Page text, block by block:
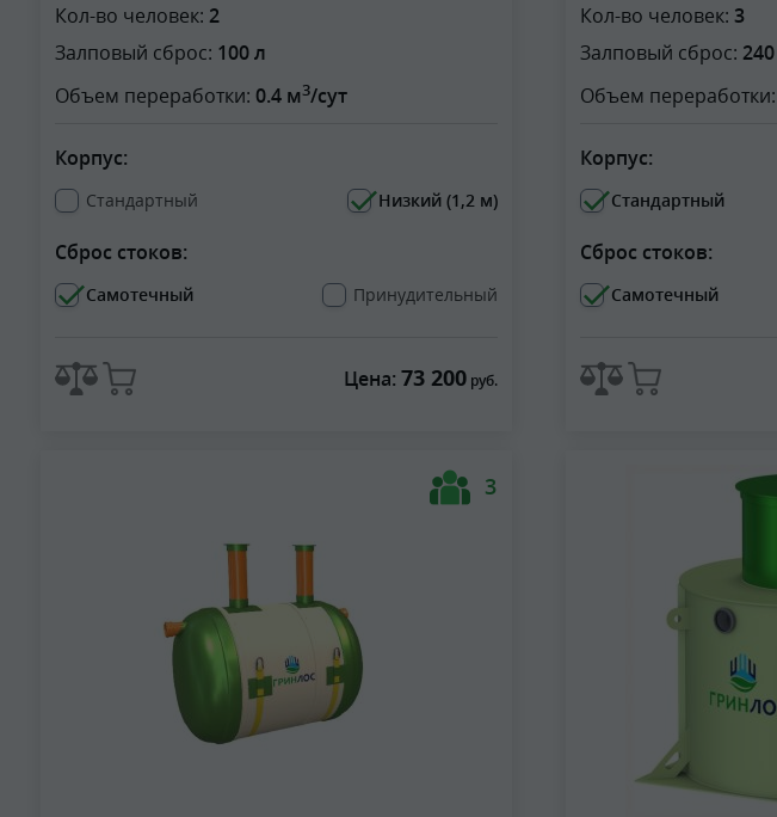
Кол-во человек: 2
Залповый сброс: 100 л
Объем переработки: 0.4 м3/сут
Корпус:
Стандартный Низкий (1,2 м)
Сброс стоков:
Самотечный Принудительный
Цена: 73 200 руб.
Кол-во человек:3
Залповый сброс:
Объем
Корпус:
Стандартный
Сброс стоков:
Самотечный
3